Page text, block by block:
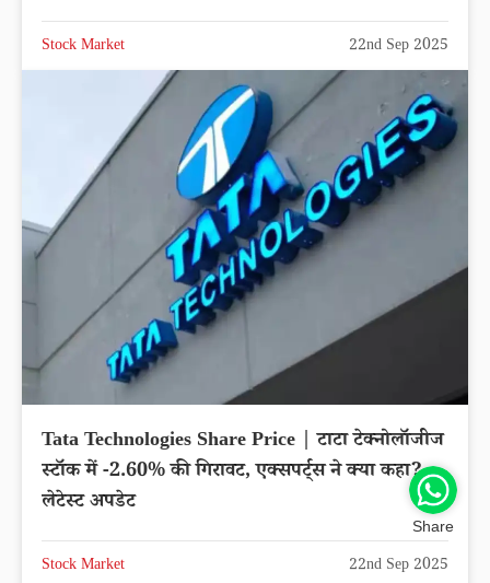
Stock Market 22nd Sep 2025
Tata Technologies Share Price | टाटा टेक्नोलॉजीज
स्टॉक में -2.60% की गिरावट, एक्सपर्ट्स ने क्या कहा?
लेटेस्ट अपडेट
Stock Market 22nd Sep 2025
Share